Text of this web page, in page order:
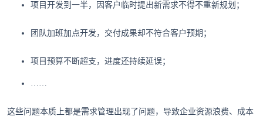
项目开发到一半，因客户临时提出新需求不得不重新规划；
团队加班加点开发，交付成果却不符合客户预期；
项目预算不断超支，进度还持续延误；
……
这些问题本质上都是需求管理出现了问题，导致企业资源浪费、成本